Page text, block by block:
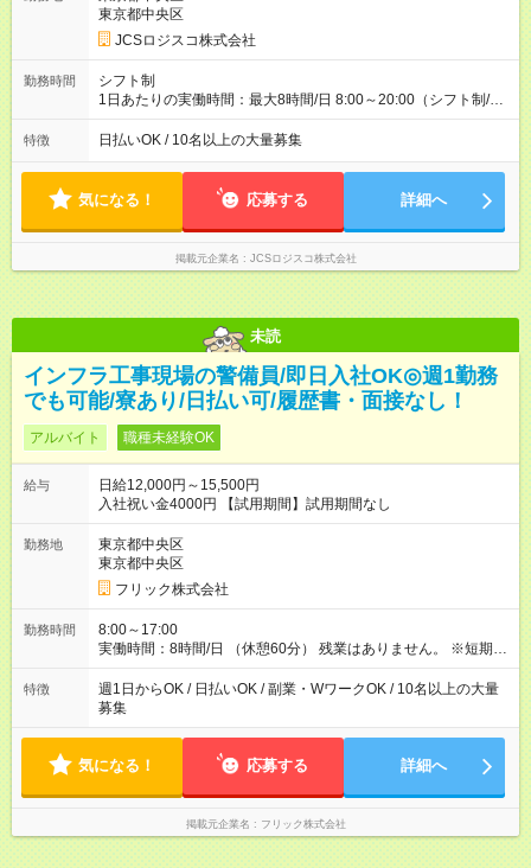
収40万円~50万円／週6日稼働 ＜モデルイメージ＞ ■月収50万
円 (27歳男性/江東区在住)※元建築関係 1日150個配達×25日勤務
(日休み) ■月収80万円(43歳男性/墨田区在住)※元営業 1日200個
東京都中央区
JCSロジスコ株式会社
勤務時間
シフト制
1日あたりの実働時間：最大8時間/日 8:00～20:00（シフト制/実
働8時間） ※週5日勤務（場所次第では週4も有り） ※配達状況に
よって時間外での勤務可能性有り ※案件により多少の前後あり
特徴 日払いOK / 10名以上の大量募集
気になる！ 応募する 詳細へ
掲載元企業名 JCSロジスコ株式会社
未読
インフラ工事現場の警備員/即日入社OK◎週1勤務
でも可能/寮あり/日払い可/履歴書・面接なし！
アルバイト 職種未経験OK
給与
日給12,000円～15,500円
入社祝い金4000円 【試用期間】試用期間なし
勤務地
東京都中央区
東京都中央区
フリック株式会社
勤務時間
8:00～17:00
実働時間：8時間/日 （休憩60分） 残業はありません。 ※短期の
募集は行っておりません。予めご了承くださいませ。
特徴
週1日からOK / 日払いOK / 副業・WワークOK / 10名以上の大量
募集
気になる！ 応募する 詳細へ
掲載元企業名 フリック株式会社